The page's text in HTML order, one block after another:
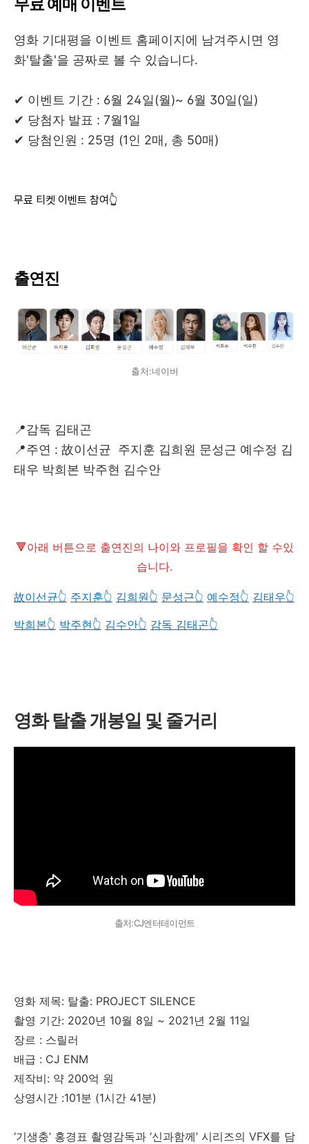
무료 예매 이벤트
영화 기대평을 이벤트 홈페이지에 남겨주시면 영
화'탈출'을 공짜로 볼 수 있습니다.
✔ 이벤트 기간 : 6월 24일(월)~ 6월 30일(일)
✔ 당첨자 발표 : 7월1일
✔ 당첨인원 : 25명 (1인 2매, 총 50매)
무료 티켓 이벤트 참여👆
출연진
출처:네이버
📍감독 김태곤
📍주연 : 故이선균 주지훈 김희원 문성근 예수정 김
태우 박희본 박주현 김수안
🔻아래 버튼으로 출연진의 나이와 프로필을 확인 할 수있
습니다.
故이선균👆️ 주지훈👆️ 김희원👆️ 문성근👆️ 예수정👆️ 김태우👆️
박희본👆️ 박주현👆️ 김수안👆️ 감독 김태곤👆️
영화 탈출 개봉일 및 줄거리
출처:CJ엔터테이먼트
영화 제목: 탈출: PROJECT SILENCE
촬영 기간: 2020년 10월 8일 ~ 2021년 2월 11일
장르 : 스릴러
배급 : CJ ENM
제작비: 약 200억 원
상영시간 :101분 (1시간 41분)
‘기생충’ 홍경표 촬영감독과 ‘신과함께’ 시리즈의 VFX를 담